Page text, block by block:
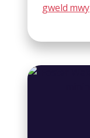
gweld mwy